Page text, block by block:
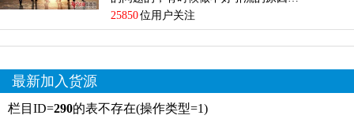
25850位用户关注
最新加入货源
栏目ID=290的表不存在(操作类型=1)